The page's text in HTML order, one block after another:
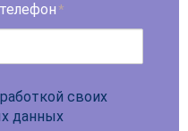
*
своих
данных